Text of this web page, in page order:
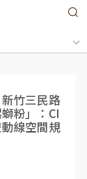
竹三民路
粉」：CI
線空間規